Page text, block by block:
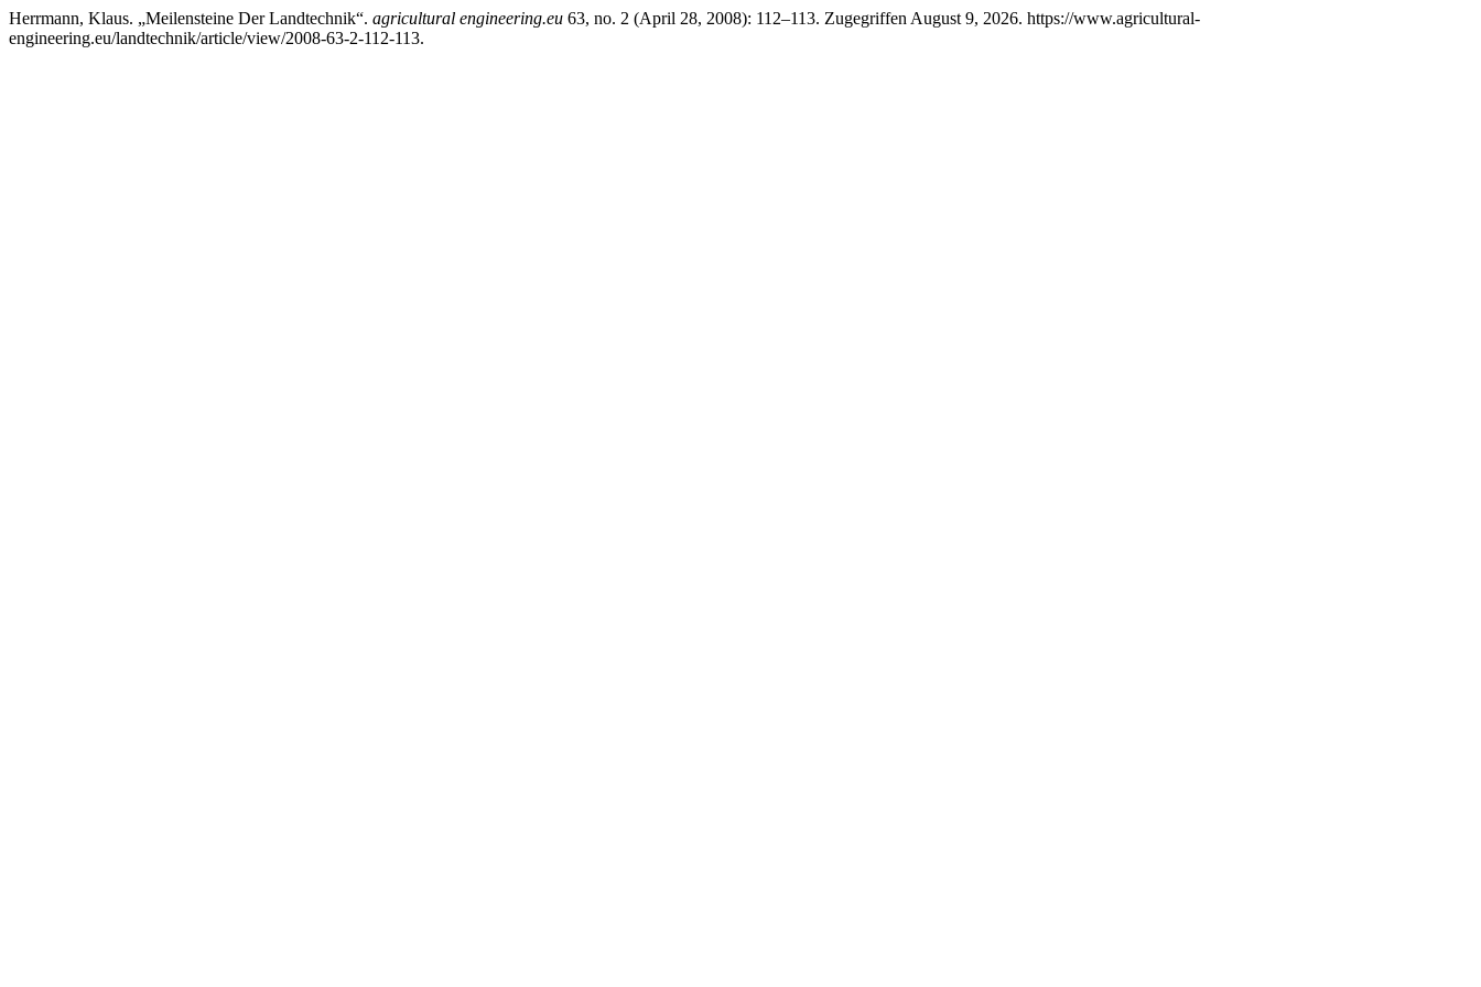
Herrmann, Klaus. „Meilensteine Der Landtechnik“. agricultural engineering.eu 63, no. 2 (April 28, 2008): 112–113. Zugegriffen August 9, 2026. https://www.agricultural-
engineering.eu/landtechnik/article/view/2008-63-2-112-113.